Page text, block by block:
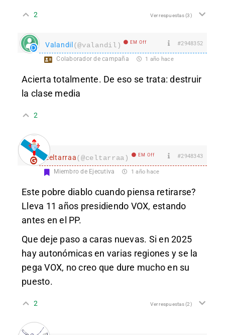
2 Ver respuestas(3)
Valandil(@valandil) EM Off #2948352
Colaborador de campaña 1 año hace
Acierta totalmente. De eso se trata: destruir
la clase media
2
celtarraa(@celtarraa) EM Off #2948343
Miembro de Ejecutiva 1 año hace
Este pobre diablo cuando piensa retirarse?
Lleva 11 años presidiendo VOX, estando
antes en el PP.
Que deje paso a caras nuevas. Si en 2025
hay autonómicas en varias regiones y se la
pega VOX, no creo que dure mucho en su
puesto.
2 Ver respuestas(2)